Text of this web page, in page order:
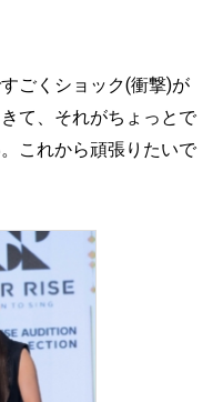
ごくショック(衝撃)が
て、それがちょっとで
これから頑張りたいで